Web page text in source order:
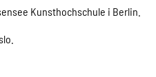
Kunsthochschule i Berlin.